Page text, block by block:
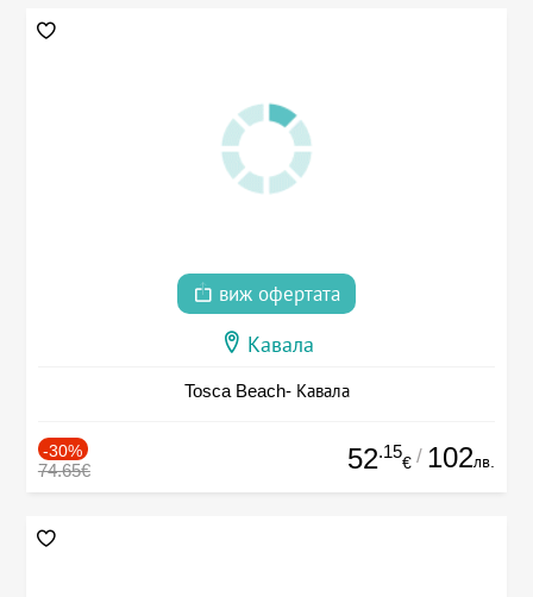
виж офертата
Кавала
Tosca Beach- Кавала
-30%
74.65€ 52.15
€ / 102лв.